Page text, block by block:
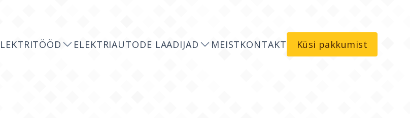
ELEKTRIAUTODE LAADIJAD MEISTKONTAKT Küsi pakkumist